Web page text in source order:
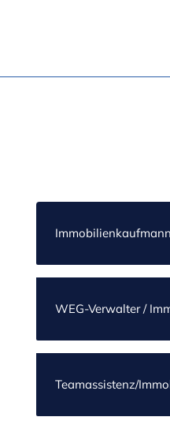
WEG-Verwalter /
Teamassistenz/